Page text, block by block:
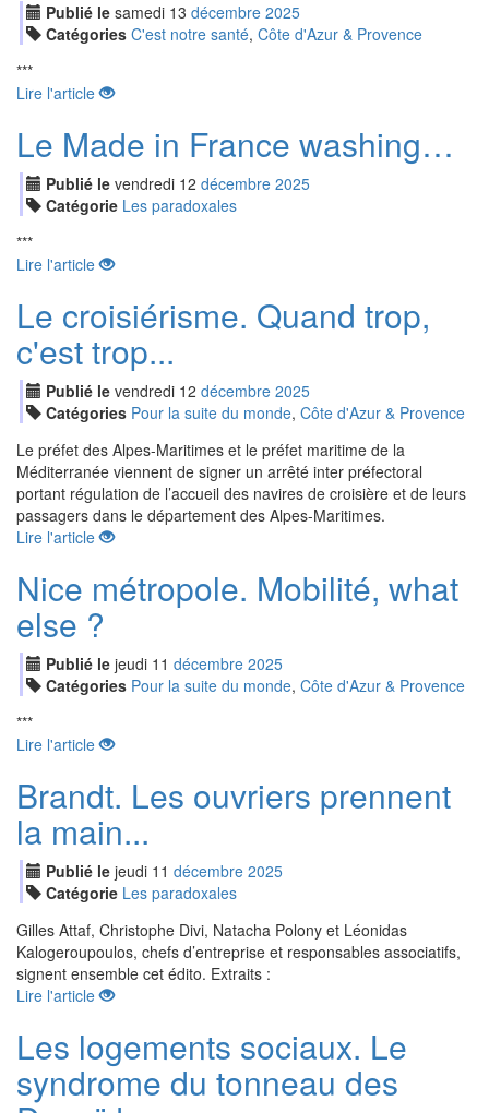
Publié le samedi 13 décembre 2025
Catégories C'est notre santé, Côte d'Azur & Provence
***
Lire l'article
Le Made in France washing…
Publié le vendredi 12 décembre 2025
Catégorie Les paradoxales
***
Lire l'article
Le croisiérisme. Quand trop,
c'est trop...
Publié le vendredi 12 décembre 2025
Catégories Pour la suite du monde, Côte d'Azur & Provence
Le préfet des Alpes-Maritimes et le préfet maritime de la
Méditerranée viennent de signer un arrêté inter préfectoral
portant régulation de l’accueil des navires de croisière et de leurs
passagers dans le département des Alpes-Maritimes.
Lire l'article
Nice métropole. Mobilité, what
else ?
Publié le jeudi 11 décembre 2025
Catégories Pour la suite du monde, Côte d'Azur & Provence
***
Lire l'article
Brandt. Les ouvriers prennent
la main...
Publié le jeudi 11 décembre 2025
Catégorie Les paradoxales
Gilles Attaf, Christophe Divi, Natacha Polony et Léonidas
Kalogeroupoulos, chefs d’entreprise et responsables associatifs,
signent ensemble cet édito. Extraits :
Lire l'article
Les logements sociaux. Le
syndrome du tonneau des